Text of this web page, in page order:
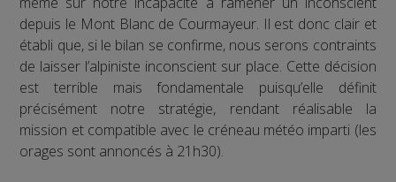
depuis le Mont Blanc de Courmayeur. Il est donc clair et
établi que, si le bilan se confirme, nous serons contraints
de laisser l’alpiniste inconscient sur place. Cette décision
est terrible mais fondamentale puisqu’elle définit
précisément notre stratégie, rendant réalisable la
mission et compatible avec le créneau météo imparti (les
orages sont annoncés à 21h30).